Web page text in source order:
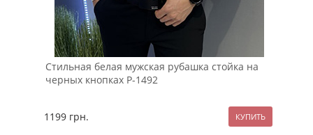
Стильная белая мужская рубашка стойка на
черных кнопках Р-1492
1199 грн.